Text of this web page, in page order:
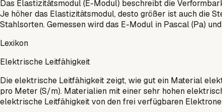
Das Elastizitätsmodul (E-Modul) beschreibt die
Je höher das Elastizitätsmodul, desto größer ist auch die
Stahlsorten. Gemessen wird das E-Modul in Pascal (Pa)
Lexikon
Elektrische Leitfähigkeit
Die elektrische Leitfähigkeit zeigt, wie gut ein Material
pro Meter (S/m). Materialien mit einer sehr hohen
elektrische Leitfähigkeit von den frei verfügbaren